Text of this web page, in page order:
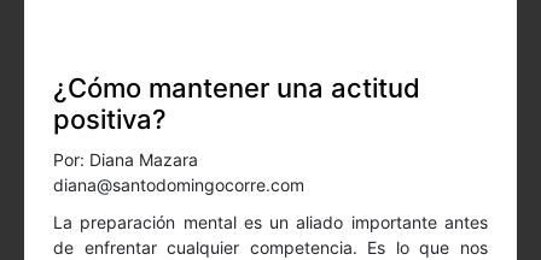
¿Cómo mantener una actitud
positiva?
Por: Diana Mazara
diana@santodomingocorre.com
La preparación mental es un aliado importante antes
de enfrentar cualquier competencia. Es lo que nos